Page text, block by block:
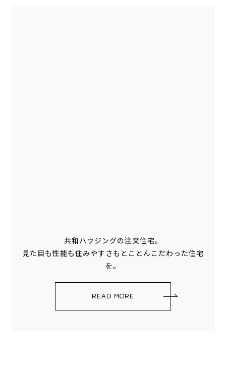
共和ハウジングの注文住宅。
見た目も性能も住みやすさもとことんこだわった住宅
を。
READ MORE